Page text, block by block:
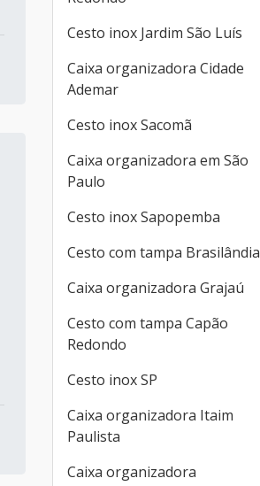
Cesto inox Jardim São Luís
Caixa organizadora Cidade
Ademar
Cesto inox Sacomã
Caixa organizadora em São
Paulo
Cesto inox Sapopemba
Cesto com tampa Brasilândia
Caixa organizadora Grajaú
Cesto com tampa Capão
Redondo
Cesto inox SP
Caixa organizadora Itaim
Paulista
Caixa organizadora